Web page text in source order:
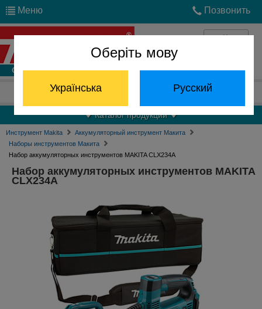
Оберіть мову
Українська Русский
Меню Позвонить
Войти
Отдел запчастей: (068) 824-24-24
Каталог продукции
Инструмент Makita
Аккумуляторный инструмент Макита
Наборы инструментов Макита
Набор аккумуляторных инструментов MAKITA CLX234A
Набор аккумуляторных инструментов MAKITA
CLX234A